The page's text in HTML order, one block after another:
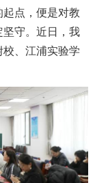
点，便是对教
守。近日，我
、江浦实验学